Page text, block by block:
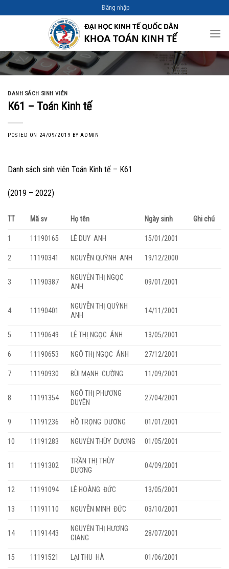
to
Đăng nhập
DANH SÁCH SINH VIÊN
K61 – Toán Kinh tế
POSTED ON 24/09/2019 BYADMIN
Danh sách sinh viên Toán Kinh tế – K61
(2019 – 2022)
TT Mã sv Họ tên Ngày sinh Ghi chú
1 11190165 LÊ DUY ANH 15/01/2001
2 11190341 NGUYỄN QUỲNH ANH 19/12/2000
3 11190387
NGUYỄN THỊ NGỌC
ANH
09/01/2001
4 11190401
NGUYỄN THỊ QUỲNH
ANH
14/11/2001
5 11190649 LÊ THỊ NGỌC ÁNH 13/05/2001
6 11190653 NGÔ THỊ NGỌC ÁNH 27/12/2001
7 11190930 BÙI MẠNH CƯỜNG 11/09/2001
8 11191354
NGÔ THỊ PHƯƠNG
DUYÊN
27/04/2001
9 11191236 HỒ TRỌNG DƯƠNG 01/01/2001
10 11191283 NGUYỄN THÙY DƯƠNG 01/05/2001
11 11191302
TRẦN THỊ THÙY
DƯƠNG
04/09/2001
12 11191094 LÊ HOÀNG ĐỨC 13/05/2001
13 11191110 NGUYỄN MINH ĐỨC 03/10/2001
14 11191443
NGUYỄN THỊ HƯƠNG
GIANG
28/07/2001
15 11191521 LẠI THU HÀ 01/06/2001